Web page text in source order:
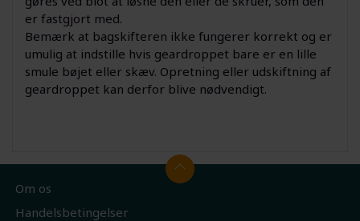
er fastgjort med.
Bemærk at bagskifteren ikke fungerer korrekt og er
umulig at indstille hvis geardroppet bare er en lille
smule bøjet eller skæv. Opretning eller udskiftning af
geardroppet kan derfor blive nødvendigt.
Om os
Handelsbetingelser